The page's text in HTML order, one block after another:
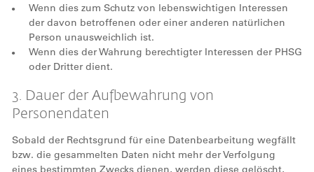
Wenn dies zum Schutz von lebenswichtigen Interessen
der davon betroffenen oder einer anderen natürlichen
Person unausweichlich ist.
Wenn dies der Wahrung berechtigter Interessen der PHSG
oder Dritter dient.
3. Dauer der Aufbewahrung von
Personendaten
Sobald der Rechtsgrund für eine Datenbearbeitung wegfällt
bzw. die gesammelten Daten nicht mehr der Verfolgung
eines bestimmten Zwecks dienen, werden diese gelöscht,